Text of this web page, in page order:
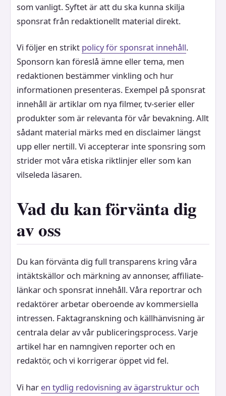
som vanligt. Syftet är att du ska kunna skilja
sponsrat från redaktionellt material direkt.
Vi följer en strikt policy för sponsrat innehåll.
Sponsorn kan föreslå ämne eller tema, men
redaktionen bestämmer vinkling och hur
informationen presenteras. Exempel på sponsrat
innehåll är artiklar om nya filmer, tv-serier eller
produkter som är relevanta för vår bevakning. Allt
sådant material märks med en disclaimer längst
upp eller nertill. Vi accepterar inte sponsring som
strider mot våra etiska riktlinjer eller som kan
vilseleda läsaren.
Vad du kan förvänta dig
av oss
Du kan förvänta dig full transparens kring våra
intäktskällor och märkning av annonser, affiliate-
länkar och sponsrat innehåll. Våra reportrar och
redaktörer arbetar oberoende av kommersiella
intressen. Faktagranskning och källhänvisning är
centrala delar av vår publiceringsprocess. Varje
artikel har en namngiven reporter och en
redaktör, och vi korrigerar öppet vid fel.
Vi har en tydlig redovisning av ägarstruktur och